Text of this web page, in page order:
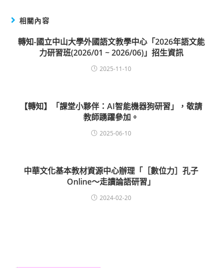
相關內容
轉知-國立中山大學外國語文教學中心「2026年語文能
力研習班(2026/01 ~ 2026/06)」招生資訊
2025-11-10
【轉知】「課堂小夥伴：AI智能機器狗研習」，敬請
教師踴躍參加。
2025-06-10
中華文化基本教材資源中心辦理「［數位力］孔子
Online～走讀論語研習」
2024-02-20